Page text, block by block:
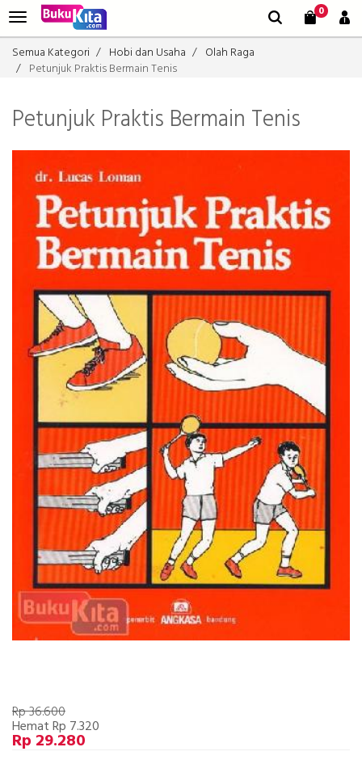
0
Semua Kategori Hobi dan Usaha
Olah Raga
Petunjuk Praktis Bermain Tenis
Petunjuk Praktis Bermain Tenis
Rp 36.600
Hemat Rp 7.320
Rp 29.280